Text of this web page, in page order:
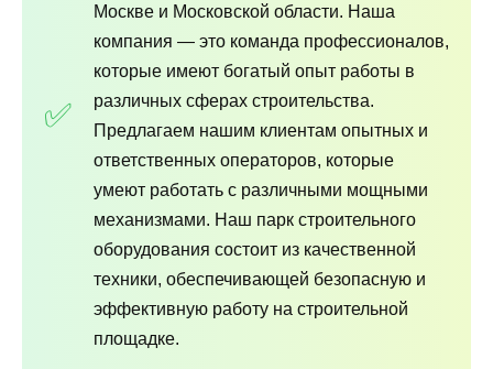
Москве и Московской области. Наша
компания — это команда профессионалов,
которые имеют богатый опыт работы в
различных сферах строительства.
Предлагаем нашим клиентам опытных и
ответственных операторов, которые
умеют работать с различными мощными
механизмами. Наш парк строительного
оборудования состоит из качественной
техники, обеспечивающей безопасную и
эффективную работу на строительной
площадке.